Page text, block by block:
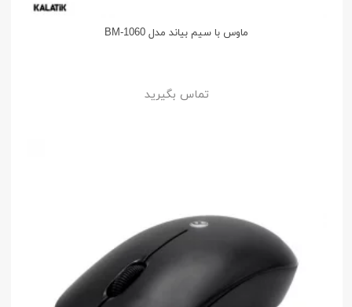
ماوس با سیم بیاند مدل BM-1060
تماس بگیرید